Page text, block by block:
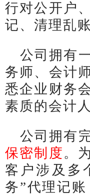
行对公开户
记、清理乱账
公司拥有
务师、会计
悉企业财务
素质的会计
公司拥有
保密制度。
客户涉及多
务”代理记